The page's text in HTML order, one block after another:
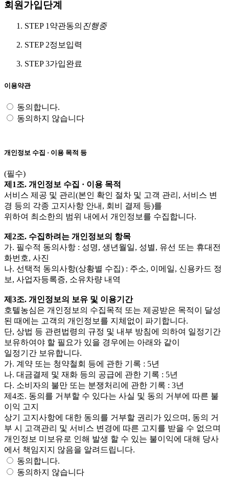
회원가입단계
STEP 1 약관동의 진행중
STEP 2정보입력
STEP 3가입완료
이용약관
동의합니다.
동의하지 않습니다
개인정보 수집 · 이용 목적 등
(필수)
제1조. 개인정보 수집 · 이용 목적
서비스 제공 및 관리(본인 확인 절차 및 고객 관리, 서비스 변
경 등의 각종 고지사항 안내, 회비 결제 등)를
위하여 최소한의 범위 내에서 개인정보를 수집합니다.
제2조. 수집하려는 개인정보의 항목
가. 필수적 동의사항 : 성명, 생년월일, 성별, 유선 또는 휴대전
화번호, 사진
나. 선택적 동의사항(상황별 수집) : 주소, 이메일, 신용카드 정
보, 사업자등록증, 소유차량 내역
제3조. 개인정보의 보유 및 이용기간
호텔농심은 개인정보의 수집목적 또는 제공받은 목적이 달성
된 때에는 고객의 개인정보를 지체없이 파기합니다.
단, 상법 등 관련법령의 규정 및 내부 방침에 의하여 일정기간
보유하여야 할 필요가 있을 경우에는 아래와 같이
일정기간 보유합니다.
가. 계약 또는 청약철회 등에 관한 기록 : 5년
나. 대금결제 및 재화 등의 공급에 관한 기록 : 5년
다. 소비자의 불만 또는 분쟁처리에 관한 기록 : 3년
제4조. 동의를 거부할 수 있다는 사실 및 동의 거부에 따른 불
이익 고지
상기 고지사항에 대한 동의를 거부할 권리가 있으며, 동의 거
부 시 고객관리 및 서비스 변경에 따른 고지를 받을 수 없으며
개인정보 미보유로 인해 발생 할 수 있는 불이익에 대해 당사
에서 책임지지 않음을 알려드립니다.
동의합니다.
동의하지 않습니다